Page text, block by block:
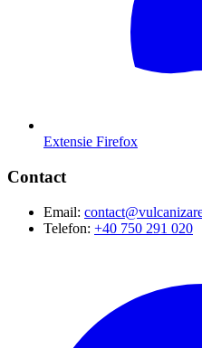
Extensie Firefox
Contact
Email:
Telefon: +40 750 291 020